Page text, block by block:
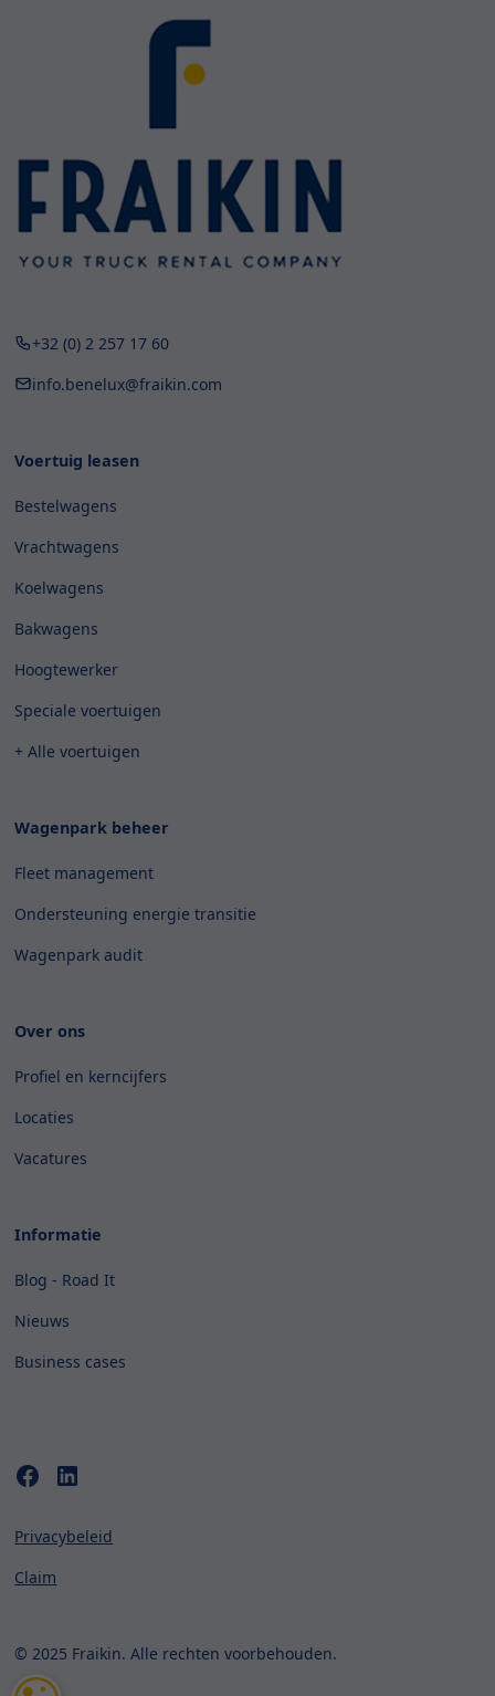
+32 (0) 2 257 17 60
info.benelux@fraikin.com
Voertuig leasen
Bestelwagens
Vrachtwagens
Koelwagens
Bakwagens
Hoogtewerker
Speciale voertuigen
+ Alle voertuigen
Wagenpark beheer
Fleet management
Ondersteuning energie transitie
Wagenpark audit
Over ons
Profiel en kerncijfers
Locaties
Vacatures
Informatie
Blog - Road It
Nieuws
Business cases
© 2025 Fraikin. Alle rechten voorbehouden.
Privacybeleid
Claim